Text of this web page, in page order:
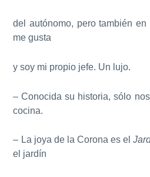
del autónomo, pero también
me gusta
y soy mi propio jefe. Un lujo.
– Conocida su historia, sólo
cocina.
– La joya de la Corona es el
el jardín